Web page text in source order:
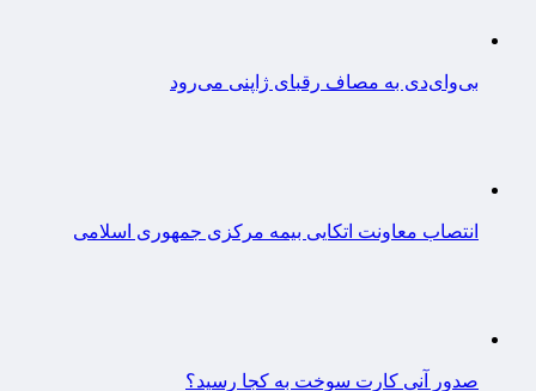
بی‌وای‌دی به مصاف رقبای ژاپنی می‌رود
انتصاب معاونت اتکایی بیمه مرکزی جمهوری اسلامی
صدور آنی کارت سوخت به کجا رسید؟